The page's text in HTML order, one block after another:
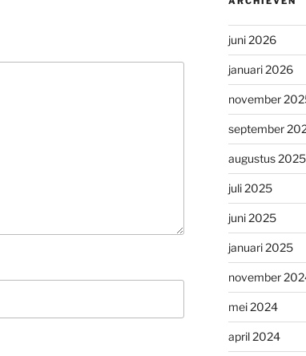
juni 2026
januari 2026
november
september
augustus 2025
juli 2025
juni 2025
januari 2025
november
mei 2024
april 2024